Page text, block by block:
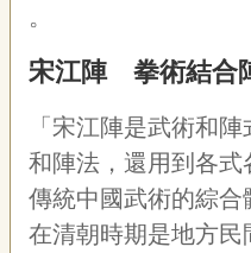
開
放
網
站
導
。
宋江陣 拳術結合
「宋江陣是武術和
和陣法，還用到各
傳統中國武術的綜
在清朝時期是地方民